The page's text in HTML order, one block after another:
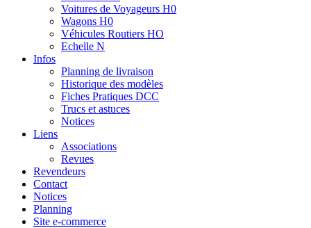
Voitures de Voyageurs H0
Wagons H0
Véhicules Routiers HO
Echelle N
Infos
Planning de livraison
Historique des modèles
Fiches Pratiques DCC
Trucs et astuces
Notices
Liens
Associations
Revues
Revendeurs
Contact
Notices
Planning
Site e-commerce